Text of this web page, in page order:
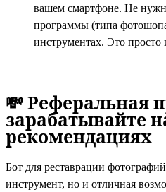
вашем смартфоне. Не
программы (типа
инструментах. Это
💸 Реферальная
зарабатывайте
рекомендациях
Бот для реставрации
инструмент, но и отличная